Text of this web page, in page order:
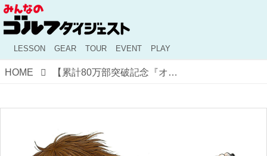
LESSON GEAR TOUR EVENT PLAY
HOME 【累計80万部突破記念『オーイ！ とんぼ』試し読みキャンペーン】第17話「お刺身ショット」